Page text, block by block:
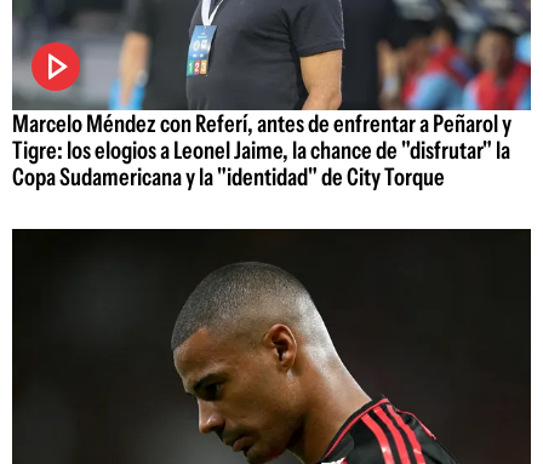
Marcelo Méndez con Referí, antes de enfrentar a Peñarol y
Tigre: los elogios a Leonel Jaime, la chance de "disfrutar" la
Copa Sudamericana y la "identidad" de City Torque